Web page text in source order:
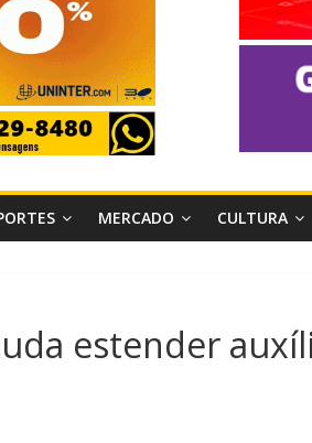
MERCADO CULTURA
estender